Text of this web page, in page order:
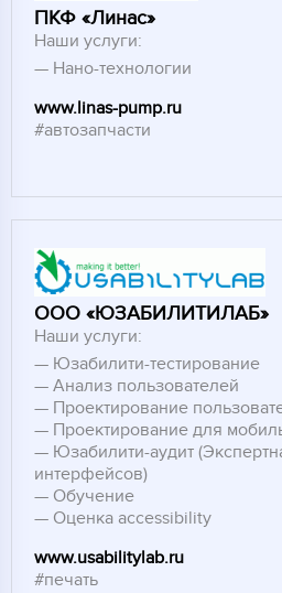
ОБРАТНЫЙ ЗВОНОК
ПКФ «Линас»
Наши услуги:
Нано-технологии
www.linas-pump.ru
#автозапчасти
ООО «ЮЗАБИЛИТИЛАБ»
Наши услуги:
Юзабилити-тестирование
Анализ пользователей
Проектирование
Проектирование для
Юзабилити-аудит
интерфейсов)
Обучение
Оценка accessibility
www.usabilitylab.ru
#печать